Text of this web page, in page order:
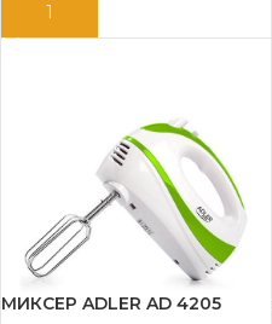
ДОДАЈ ВО КОШНИЦА
МИКСЕР ADLER AD 4205